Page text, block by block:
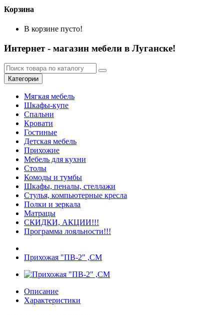
Корзина
В корзине пусто!
Интернет - магазин мебели в Луганске!
Категории
Мягкая мебель
Шкафы-купе
Спальни
Кровати
Гостиные
Детская мебель
Прихожие
Мебель для кухни
Столы
Комоды и тумбы
Шкафы, пеналы, стеллажи
Стулья, компьютерные кресла
Полки и зеркала
Матрацы
СКИДКИ, АКЦИИ!!!
Программа лояльности!!!
Прихожая "ПВ-2" ,СМ
Описание
Характеристики